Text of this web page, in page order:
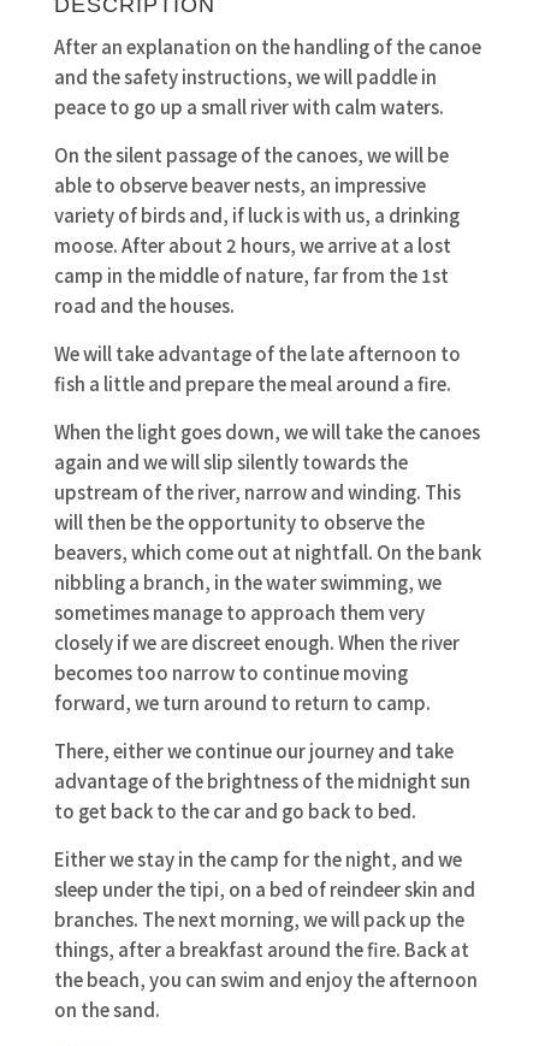
DESCRIPTION
After an explanation on the handling of the canoe
and the safety instructions, we will paddle in
peace to go up a small river with calm waters.
On the silent passage of the canoes, we will be
able to observe beaver nests, an impressive
variety of birds and, if luck is with us, a drinking
moose. After about 2 hours, we arrive at a lost
camp in the middle of nature, far from the 1st
road and the houses.
We will take advantage of the late afternoon to
fish a little and prepare the meal around a fire.
When the light goes down, we will take the canoes
again and we will slip silently towards the
upstream of the river, narrow and winding. This
will then be the opportunity to observe the
beavers, which come out at nightfall. On the bank
nibbling a branch, in the water swimming, we
sometimes manage to approach them very
closely if we are discreet enough. When the river
becomes too narrow to continue moving
forward, we turn around to return to camp.
There, either we continue our journey and take
advantage of the brightness of the midnight sun
to get back to the car and go back to bed.
Either we stay in the camp for the night, and we
sleep under the tipi, on a bed of reindeer skin and
branches. The next morning, we will pack up the
things, after a breakfast around the fire. Back at
the beach, you can swim and enjoy the afternoon
on the sand.